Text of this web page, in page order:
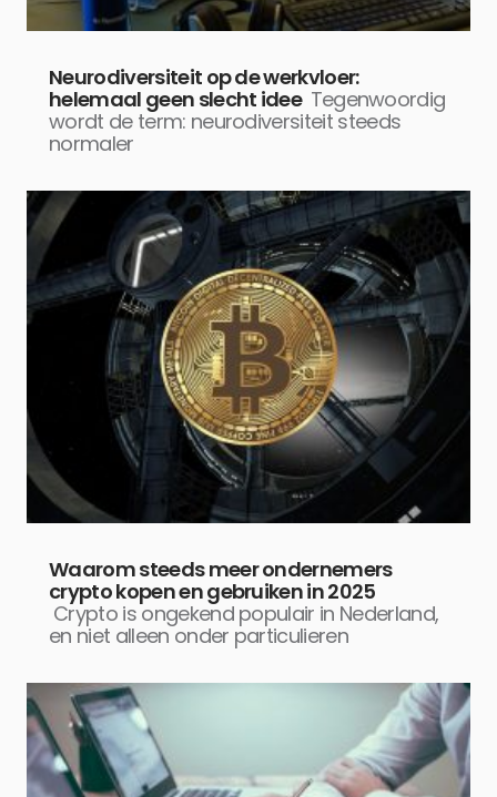
Neurodiversiteit op de werkvloer:
helemaal geen slecht idee Tegenwoordig
wordt de term: neurodiversiteit steeds
normaler
Waarom steeds meer ondernemers
crypto kopen en gebruiken in 2025
Crypto is ongekend populair in Nederland,
en niet alleen onder particulieren